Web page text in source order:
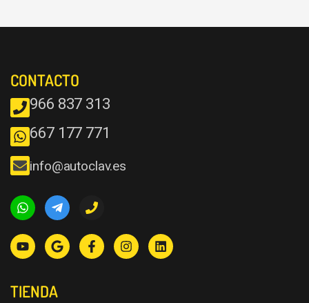
CONTACTO
966 837 313
667 177 771
info@autoclav.es
TIENDA